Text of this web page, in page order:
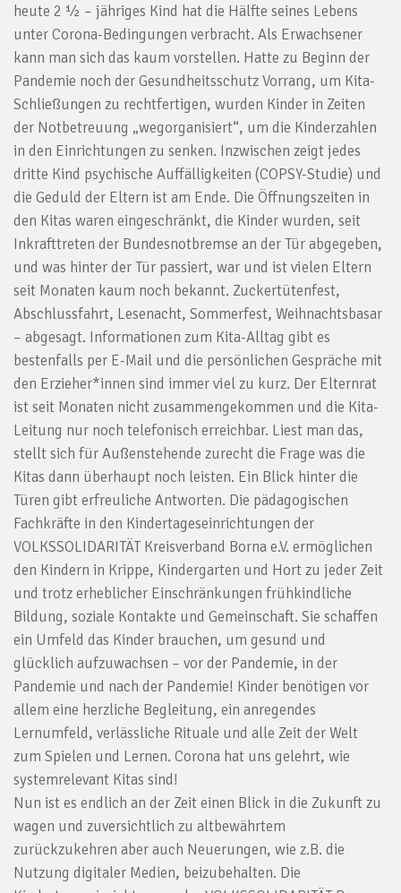
heute 2 ½ – jähriges Kind hat die Hälfte seines Lebens
unter Corona-Bedingungen verbracht. Als Erwachsener
kann man sich das kaum vorstellen. Hatte zu Beginn der
Pandemie noch der Gesundheitsschutz Vorrang, um Kita-
Schließungen zu rechtfertigen, wurden Kinder in Zeiten
der Notbetreuung „wegorganisiert“, um die Kinderzahlen
in den Einrichtungen zu senken. Inzwischen zeigt jedes
dritte Kind psychische Auffälligkeiten (COPSY-Studie) und
die Geduld der Eltern ist am Ende. Die Öffnungszeiten in
den Kitas waren eingeschränkt, die Kinder wurden, seit
Inkrafttreten der Bundesnotbremse an der Tür abgegeben,
und was hinter der Tür passiert, war und ist vielen Eltern
seit Monaten kaum noch bekannt. Zuckertütenfest,
Abschlussfahrt, Lesenacht, Sommerfest, Weihnachtsbasar
– abgesagt. Informationen zum Kita-Alltag gibt es
bestenfalls per E-Mail und die persönlichen Gespräche mit
den Erzieher*innen sind immer viel zu kurz. Der Elternrat
ist seit Monaten nicht zusammengekommen und die Kita-
Leitung nur noch telefonisch erreichbar. Liest man das,
stellt sich für Außenstehende zurecht die Frage was die
Kitas dann überhaupt noch leisten. Ein Blick hinter die
Türen gibt erfreuliche Antworten. Die pädagogischen
Fachkräfte in den Kindertageseinrichtungen der
VOLKSSOLIDARITÄT Kreisverband Borna e.V. ermöglichen
den Kindern in Krippe, Kindergarten und Hort zu jeder Zeit
und trotz erheblicher Einschränkungen frühkindliche
Bildung, soziale Kontakte und Gemeinschaft. Sie schaffen
ein Umfeld das Kinder brauchen, um gesund und
glücklich aufzuwachsen – vor der Pandemie, in der
Pandemie und nach der Pandemie! Kinder benötigen vor
allem eine herzliche Begleitung, ein anregendes
Lernumfeld, verlässliche Rituale und alle Zeit der Welt
zum Spielen und Lernen. Corona hat uns gelehrt, wie
systemrelevant Kitas sind!
Nun ist es endlich an der Zeit einen Blick in die Zukunft zu
wagen und zuversichtlich zu altbewährtem
zurückzukehren aber auch Neuerungen, wie z.B. die
Nutzung digitaler Medien, beizubehalten. Die